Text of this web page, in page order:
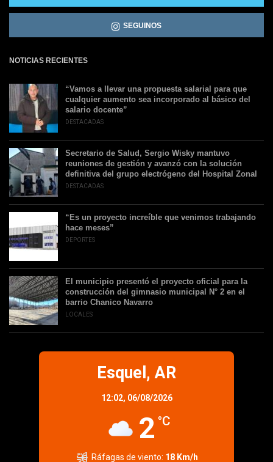
SEGUINOS
NOTICIAS RECIENTES
“Vamos a llevar una propuesta salarial para que
cualquier aumento sea incorporado al básico del
salario docente”
DESTACADAS
Secretario de Salud, Sergio Wisky mantuvo
reuniones de gestión y avanzó con la solución
definitiva del grupo electrógeno del Hospital Zonal
DESTACADAS
“Es un proyecto increíble que venimos trabajando
hace meses”
DEPORTES
El municipio presentó el proyecto oficial para la
construcción del gimnasio municipal N° 2 en el
barrio Chanico Navarro
LOCALES
Esquel, AR
12:02, 06/08/2026
2 °C
Ráfagas de viento: 18 Km/h